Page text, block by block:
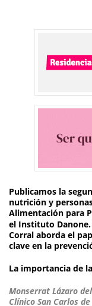
Publicamos la
nutrición y
Alimentación para
el Instituto Danone
Corral aborda el
clave en la
La importancia de
Monserrat Lázaro
Clínico San Carlos